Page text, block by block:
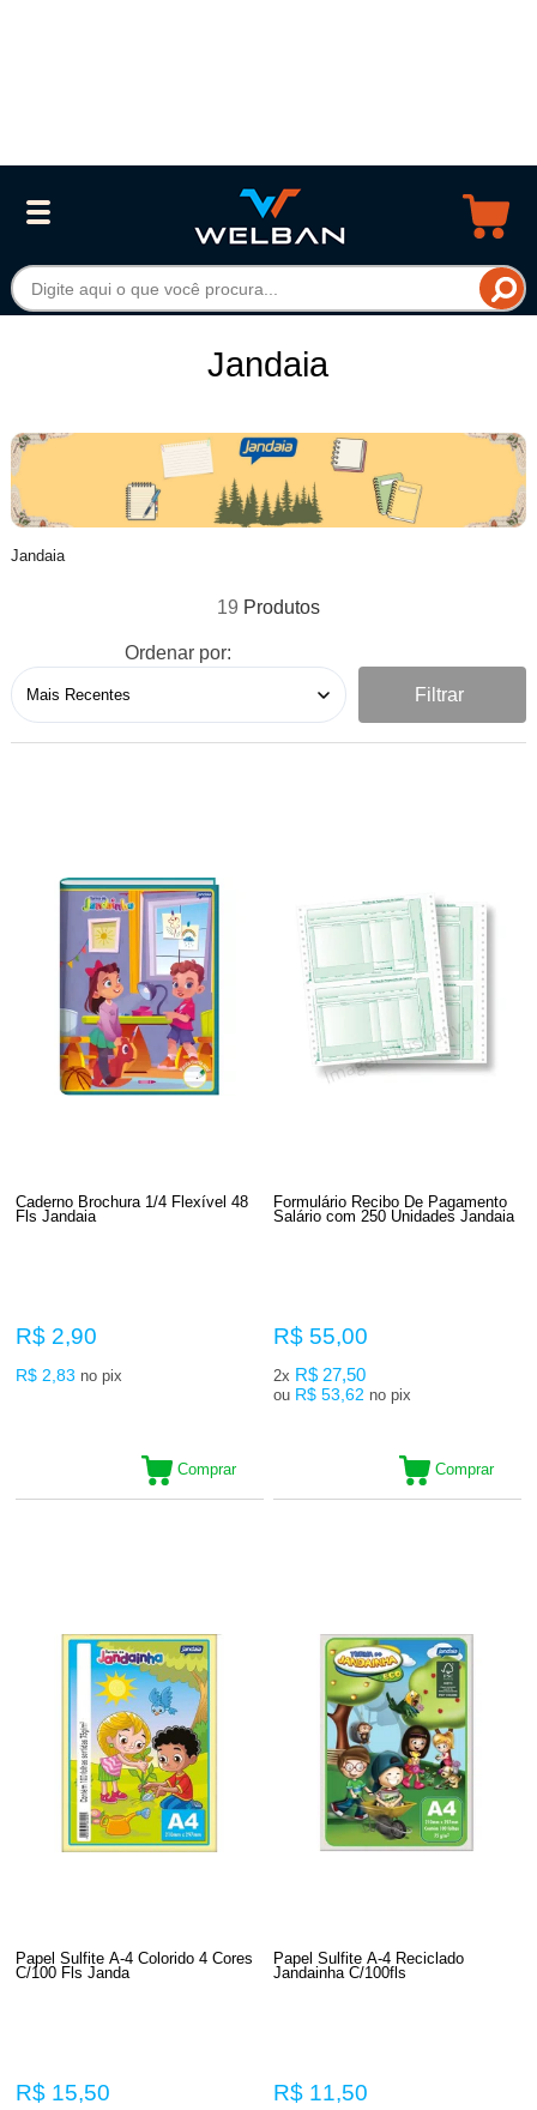
Jandaia
Jandaia
19
Ordenar por:
Filtrar
Caderno Brochura 1/4 Flexível 48
Fls Jandaia
R$ 2,90
R$ 2,83 no pix
Comprar
Formulário Recibo De Pagamento
Salário com 250 Unidades Jandaia
R$ 55,00
2x R$ 27,50
ou R$ 53,62 no pix
Comprar
Papel Sulfite A-4 Colorido 4 Cores
C/100 Fls Janda
R$ 15,50
Papel Sulfite A-4 Reciclado
Jandainha C/100fls
R$ 11,50